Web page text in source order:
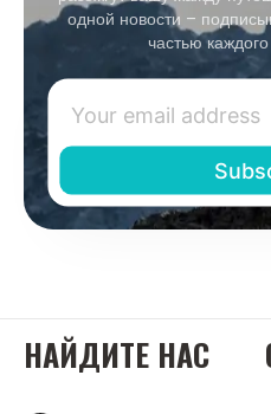
одной новости –
частью
НАЙДИТЕ НАС